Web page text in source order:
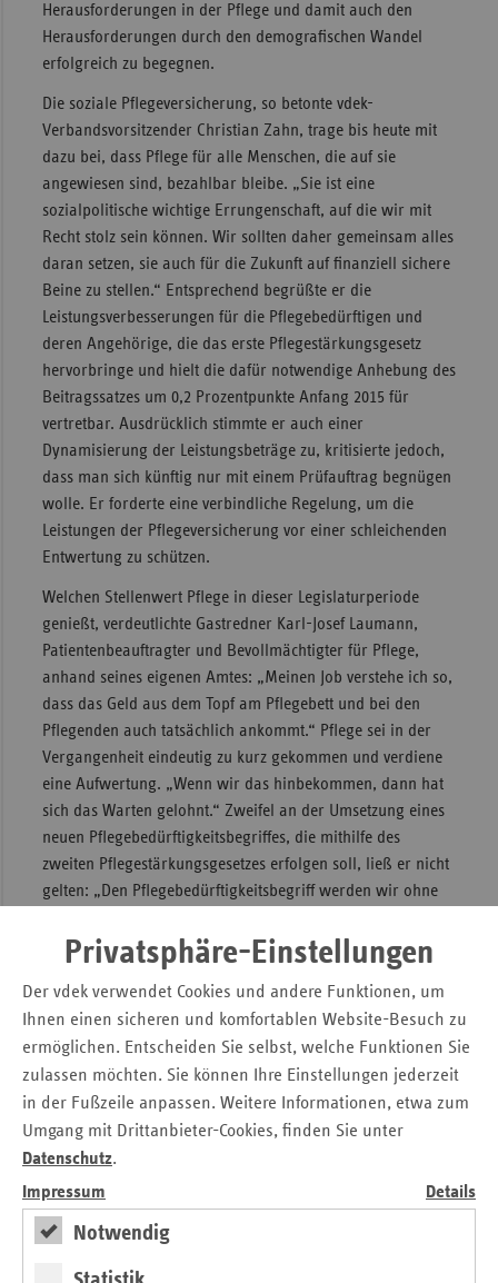
Privatsphäre-Einstellungen
Der vdek verwendet Cookies und andere Funktionen, um
Ihnen einen sicheren und komfortablen Website-Besuch zu
ermöglichen. Entscheiden Sie selbst, welche Funktionen Sie
zulassen möchten. Sie können Ihre Einstellungen jederzeit
in der Fußzeile anpassen. Weitere Informationen, etwa zum
Umgang mit Drittanbieter-Cookies, finden Sie unter
Datenschutz.
Impressum
Details
Notwendig
Herausforderungen in der Pflege und damit auch den
Herausforderungen durch den demografischen Wandel
erfolgreich zu begegnen.
Die soziale Pflegeversicherung, so betonte vdek-
Verbandsvorsitzender Christian Zahn, trage bis heute mit
dazu bei, dass Pflege für alle Menschen, die auf sie
angewiesen sind, bezahlbar bleibe. „Sie ist eine
sozialpolitische wichtige Errungenschaft, auf die wir mit
Recht stolz sein können. Wir sollten daher gemeinsam alles
daran setzen, sie auch für die Zukunft auf finanziell sichere
Beine zu stellen.“ Entsprechend begrüßte er die
Leistungsverbesserungen für die Pflegebedürftigen und
deren Angehörige, die das erste Pflegestärkungsgesetz
hervorbringe und hielt die dafür notwendige Anhebung des
Beitragssatzes um 0,2 Prozentpunkte Anfang 2015 für
vertretbar. Ausdrücklich stimmte er auch einer
Dynamisierung der Leistungsbeträge zu, kritisierte jedoch,
dass man sich künftig nur mit einem Prüfauftrag begnügen
wolle. Er forderte eine verbindliche Regelung, um die
Leistungen der Pflegeversicherung vor einer schleichenden
Entwertung zu schützen.
Welchen Stellenwert Pflege in dieser Legislaturperiode
genießt, verdeutlichte Gastredner Karl-Josef Laumann,
Patientenbeauftragter und Bevollmächtigter für Pflege,
anhand seines eigenen Amtes: „Meinen Job verstehe ich so,
dass das Geld aus dem Topf am Pflegebett und bei den
Pflegenden auch tatsächlich ankommt.“ Pflege sei in der
Vergangenheit eindeutig zu kurz gekommen und verdiene
eine Aufwertung. „Wenn wir das hinbekommen, dann hat
sich das Warten gelohnt.“ Zweifel an der Umsetzung eines
neuen Pflegebedürftigkeitsbegriffes, die mithilfe des
zweiten Pflegestärkungsgesetzes erfolgen soll, ließ er nicht
gelten: „Den Pflegebedürftigkeitsbegriff werden wir ohne
Beteiligten ab, und natürlich müsse die Umsetzung
vernünftig vorbereitet werden. „Dennoch, der
Pflegebedürftigkeitsbegriff ist kein Hexenwerk“, betonte er
nachdrücklich.
Dass zum Pflegebedürftigkeitsbegriff inzwischen alles
gesagt worden sei, dass sich vermutlich auch niemand
mehr trauen würde, eine neue Kommission zur Festlegung
des Begriffes zu bilden, machte Herbert Mauel,
Geschäftsführer des Bundesverbandes Privater Anbieter
sozialer Dienste (bpa), in seinem Statement deutlich.
Allerdings gab er zu bedenken, dass der neue
im Zusammenspiel mit den Leistungen kommt er der Pflege